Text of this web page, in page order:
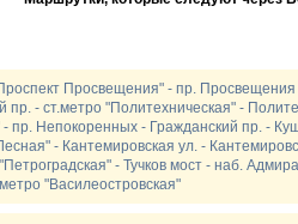
Просвещения" - пр. Просвещения
пр. - ст.метро "Политехническая" -
- пр. Непокоренных - Гражданский пр. -
- Кантемировская ул. -
- Тучков мост - наб.
"Василеостровская"